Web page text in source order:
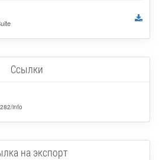
Ссылки
info
на экспорт